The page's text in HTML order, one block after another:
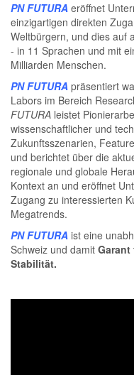
PN FUTURA eröffnet
einzigartigen direkten
Weltbürgern, und dies auf
- in 11 Sprachen und mit
Milliarden Menschen.
PN FUTURA präsentiert
Labors im Bereich
FUTURA leistet
wissenschaftlicher und
Zukunftsszenarien,
und berichtet über die
regionale und globale
Kontext an und eröffnet
Zugang zu interessierten
Megatrends.
PN FUTURA ist eine
Schweiz und damit
Stabilität.